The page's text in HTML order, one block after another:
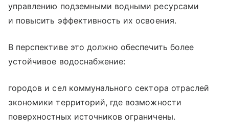
управлению подземными водными ресурсами
и повысить эффективность их освоения.
В перспективе это должно обеспечить более
устойчивое водоснабжение:
городов и сел коммунального сектора отраслей
экономики территорий, где возможности
поверхностных источников ограничены.